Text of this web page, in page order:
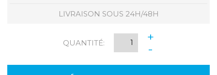
LIVRAISON SOUS 24H/48H
QUANTITÉ:
+
-